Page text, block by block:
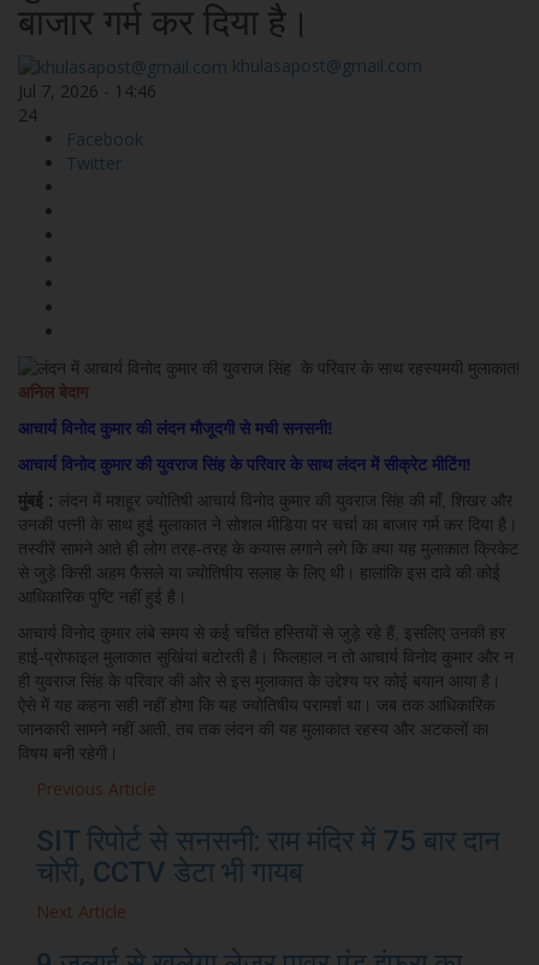
बाजार गर्म कर दिया है।
khulasapost@gmail.com
Jul 7, 2026 - 14:46
24
Facebook
Twitter
अनिल बेदाग
आचार्य विनोद कुमार की लंदन मौजूदगी से मची सनसनी!
आचार्य विनोद कुमार की युवराज सिंह के परिवार के साथ लंदन में सीक्रेट मीटिंग!
मुंबई : लंदन में मशहूर ज्योतिषी आचार्य विनोद कुमार की युवराज सिंह की माँ, शिखर और
उनकी पत्नी के साथ हुई मुलाकात ने सोशल मीडिया पर चर्चा का बाजार गर्म कर दिया है।
तस्वीरें सामने आते ही लोग तरह-तरह के कयास लगाने लगे कि क्या यह मुलाकात क्रिकेट
से जुड़े किसी अहम फैसले या ज्योतिषीय सलाह के लिए थी। हालांकि इस दावे की कोई
आधिकारिक पुष्टि नहीं हुई है।
आचार्य विनोद कुमार लंबे समय से कई चर्चित हस्तियों से जुड़े रहे हैं, इसलिए उनकी हर
हाई-प्रोफाइल मुलाकात सुर्खियां बटोरती है। फिलहाल न तो आचार्य विनोद कुमार और न
ही युवराज सिंह के परिवार की ओर से इस मुलाकात के उद्देश्य पर कोई बयान आया है।
ऐसे में यह कहना सही नहीं होगा कि यह ज्योतिषीय परामर्श था। जब तक आधिकारिक
जानकारी सामने नहीं आती, तब तक लंदन की यह मुलाकात रहस्य और अटकलों का
विषय बनी रहेगी।
Previous Article
SIT रिपोर्ट से सनसनी: राम मंदिर में 75 बार दान
चोरी, CCTV डेटा भी गायब
Next Article